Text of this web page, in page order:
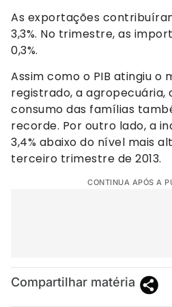
As exportações
3,3%. No trimestre, as
0,3%.
Assim como o PIB atingiu o
registrado, a agropecuária,
consumo das famílias
recorde. Por outro lado, a
3,4% abaixo do nível mais
terceiro trimestre de 2013.
CONTINUA APÓS A
Compartilhar matéria